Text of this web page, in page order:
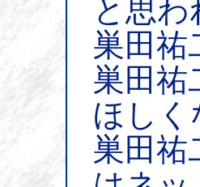
と思わ
巣田
巣田祐
ほしく
巣田祐